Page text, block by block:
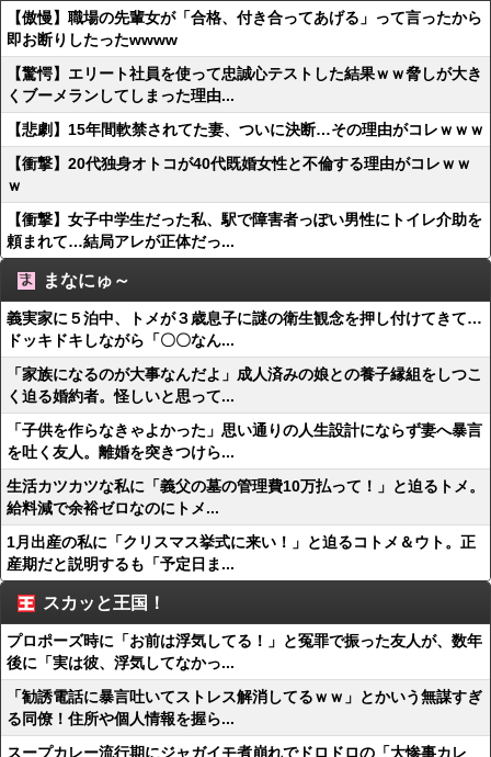
【傲慢】職場の先輩女が「合格、付き合ってあげる」って言ったから
即お断りしたったwwww
【驚愕】エリート社員を使って忠誠心テストした結果ｗｗ脅しが大き
くブーメランしてしまった理由...
【悲劇】15年間軟禁されてた妻、ついに決断…その理由がコレｗｗｗ
【衝撃】20代独身オトコが40代既婚女性と不倫する理由がコレｗｗ
ｗ
【衝撃】女子中学生だった私、駅で障害者っぽい男性にトイレ介助を
頼まれて…結局アレが正体だっ...
まなにゅ～
義実家に５泊中、トメが３歳息子に謎の衛生観念を押し付けてきて…
ドッキドキしながら「〇〇なん...
「家族になるのが大事なんだよ」成人済みの娘との養子縁組をしつこ
く迫る婚約者。怪しいと思って...
「子供を作らなきゃよかった」思い通りの人生設計にならず妻へ暴言
を吐く友人。離婚を突きつけら...
生活カツカツな私に「義父の墓の管理費10万払って！」と迫るトメ。
給料減で余裕ゼロなのにトメ...
1月出産の私に「クリスマス挙式に来い！」と迫るコトメ＆ウト。正
産期だと説明するも「予定日ま...
スカッと王国！
プロポーズ時に「お前は浮気してる！」と冤罪で振った友人が、数年
後に「実は彼、浮気してなかっ...
「勧誘電話に暴言吐いてストレス解消してるｗｗ」とかいう無謀すぎ
る同僚！住所や個人情報を握ら...
スープカレー流行期にジャガイモ煮崩れでドロドロの「大惨事カレ